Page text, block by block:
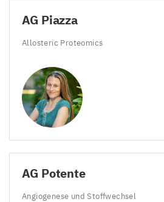
AG Piazza
Allosteric Proteomics
AG Potente
Angiogenese und Stoffwechsel